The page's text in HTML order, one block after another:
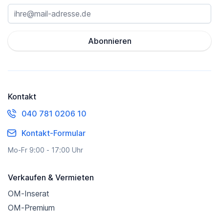
Abonnieren
Kontakt
040 781 0206 10
Kontakt-Formular
Mo-Fr 9:00 - 17:00 Uhr
Verkaufen & Vermieten
OM-Inserat
OM-Premium